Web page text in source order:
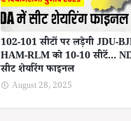
102-101 सीटों पर लड़ेगी JDU-
HAM-RLM को 10-10 सीटें...
सीट शेयरिंग फाइनल
August 28, 2025